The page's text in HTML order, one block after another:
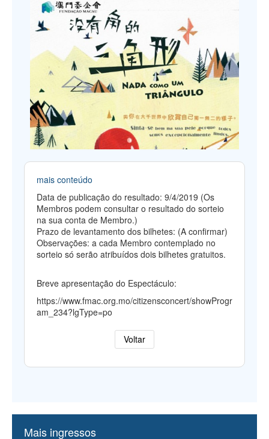
mais conteúdo
Data de publicação do resultado: 9/4/2019 (Os
Membros podem consultar o resultado do sorteio
na sua conta de Membro.)
Prazo de levantamento dos bilhetes: (A confirmar)
Observações: a cada Membro contemplado no
sorteio só serão atribuídos dois bilhetes gratuitos.
Breve apresentação do Espectáculo:
https://www.fmac.org.mo/citizensconcert/showProgr
am_234?lgType=po
Voltar
Mais ingressos